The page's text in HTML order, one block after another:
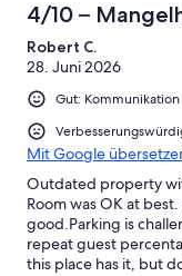
4/10 –
Robert C.
28. Juni 2026
Gut: Kommunikation
Mit Google
Outdated property
Room was OK at
good.Parking is
repeat guest
this place has it, but